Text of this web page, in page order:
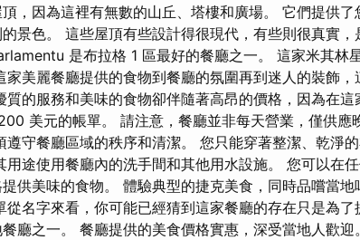
，因為這裡有無數的山丘、塔樓和廣場。 它們提供
景色。 這些屋頂有些設計得很現代，有些則很真實
是布拉格 1 區最好的餐廳之一。 這家米其林
美麗餐廳提供的食物到餐廳的氛圍再到迷人的裝飾
質的服務和美味的食物卻伴隨著高昂的價格，因為在
美元的帳單。 請注意，餐廳並非每天營業，僅供應
遵守餐廳區域的秩序和清潔。 您只能穿著整潔、乾淨
用途使用餐廳內的洗手間和其他用水設施。 您可以在
供美味的食物。 體驗典型的捷克美食，同時品嚐當
從名字來看，你可能已經猜到這家餐廳的存在只是為
廳之一。 餐廳提供的美食價格實惠，深受當地人歡迎